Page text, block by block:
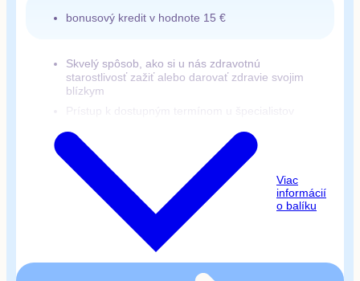
bonusový kredit v hodnote 15 €
Skvelý spôsob, ako si u nás zdravotnú
starostlivosť zažiť alebo darovať zdravie svojim
blízkym
Prístup k dostupným termínom u špecialistov
Platnosť kreditu neobmedzená
Flexibilné využitie bez ročnej viazanosti a
kapitácie
Pre 1- 4 členov
Viac
informácií
o balíku